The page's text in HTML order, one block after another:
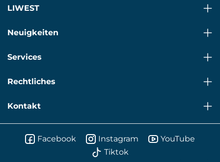
LIWEST
Neuigkeiten
Services
Rechtliches
Kontakt
Facebook Instagram
YouTube
Tiktok